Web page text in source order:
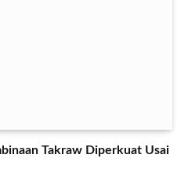
Takraw Diperkuat Usai